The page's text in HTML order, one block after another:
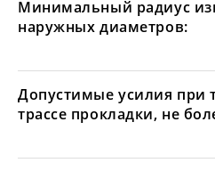
Минимальный радиус
наружных диаметров:
Допустимые усилия при
трассе прокладки, не